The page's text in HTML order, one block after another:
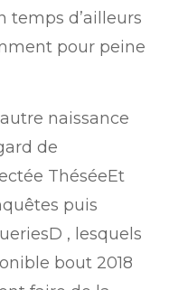
temps d’ailleurs
pour peine
naissance
de
ThéséeEt
puis
, lesquels
bout 2018